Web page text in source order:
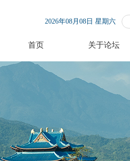
2026年08月08日 星期六
首页 关于论坛